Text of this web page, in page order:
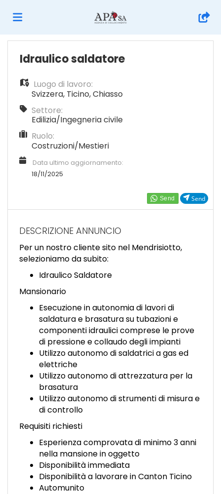
Home
Offerte
di
Carica
FR
IT
DE
ES
PT
Send
Idraulico saldatore
Luogo di lavoro:
Svizzera, Ticino,Chiasso
Settore:
Edilizia/Ingegneria civile
Ruolo:
Costruzioni/Mestieri
Data ultimo aggiornamento:
18/11/2025
DESCRIZIONE ANNUNCIO
Per un nostro cliente sito nel Mendrisiotto,
selezioniamo da subito:
Idraulico Saldatore
Mansionario
Esecuzione in autonomia di lavori di
saldatura e brasatura su tubazioni e
componenti idraulici comprese le prove
di pressione e collaudo degli impianti
Utilizzo autonomo di saldatrici a gas ed
elettriche
Utilizzo autonomo di attrezzatura per la
brasatura
Utilizzo autonomo di strumenti di misura e
di controllo
Requisiti richiesti
Esperienza comprovata di minimo 3 anni
nella mansione in oggetto
Disponibilità immediata
Disponibilità a lavorare in Canton Ticino
Automunito